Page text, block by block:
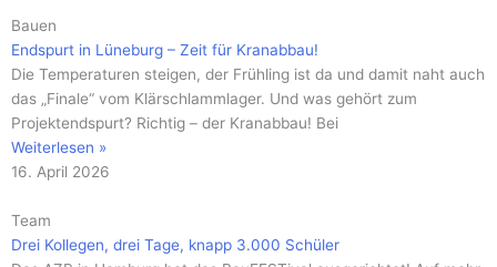
Bauen
Endspurt in Lüneburg – Zeit für Kranabbau!
Die Temperaturen steigen, der Frühling ist da und damit naht auch
das „Finale“ vom Klärschlammlager. Und was gehört zum
Projektendspurt? Richtig – der Kranabbau! Bei
Weiterlesen »
16. April 2026
Team
Drei Kollegen, drei Tage, knapp 3.000 Schüler